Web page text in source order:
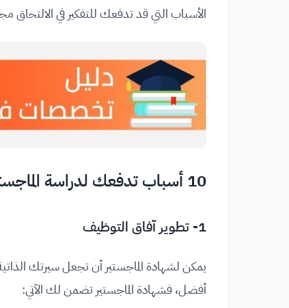
الأسباب التي قد تدفعك للتفكير في الالتحاق
10 أسباب تدفعك لدراسة الماجستير
1- تطوير آفاق التوظيف
يمكن لشهادة الماجستير أن تجعل سيرتك
أفضل، فشهادة الماجستير تضمن لك الآتي: